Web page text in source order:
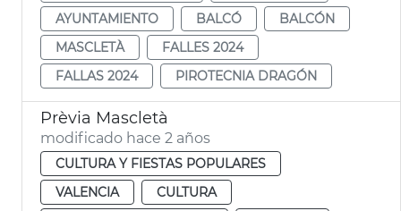
AYUNTAMIENTO
BALCÓ
BALCÓN
MASCLETÀ
FALLES 2024
FALLAS 2024
PIROTECNIA DRAGÓN
Prèvia Mascletà
modificado hace 2 años
CULTURA Y FIESTAS POPULARES
VALENCIA
CULTURA